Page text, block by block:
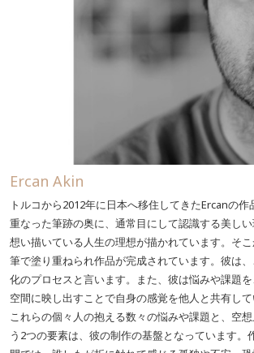
Ercan Akin
トルコから2012年に日本へ移住してきたErcanの作
重なった筆跡の奥に、通常目にして認識する美し
想い描いている人生の理想が描かれています。そ
筆で塗り重ねられ作品が完成されています。彼は
化のプロセスと言います。また、彼は悩みや課題
空間に映し出すことで自身の感覚を他人と共有して
これらの個々人の抱える数々の悩みや課題と、空
う2つの要素は、彼の制作の基盤となっています。